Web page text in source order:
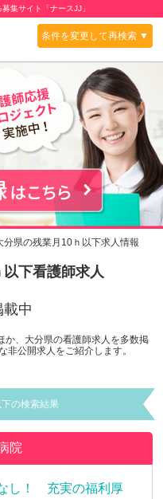
集サイト「ナースJJ」
条件を変更して再検索 ▼
分県の残業月10ｈ以下求人情報
以下看護師求人
中
か、大分県の看護師求人を多数掲
非公開求人をご紹介します。
の検索結果
院
し！ 充実の福利厚